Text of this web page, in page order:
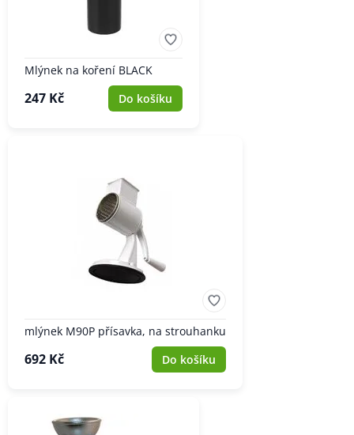
Mlýnek na koření BLACK
247 Kč Do košíku
mlýnek M90P přísavka, na strouhanku
692 Kč Do košíku